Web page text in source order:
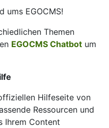
ums EGOCMS!
Themen
EGOCMS Chatbot um
Hilfeseite von
Ressourcen und
Ihrem Content